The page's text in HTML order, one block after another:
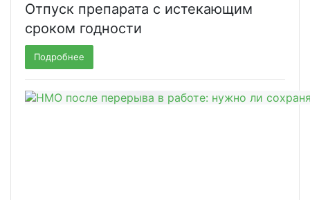
Отпуск препарата с истекающим
сроком годности
Подробнее